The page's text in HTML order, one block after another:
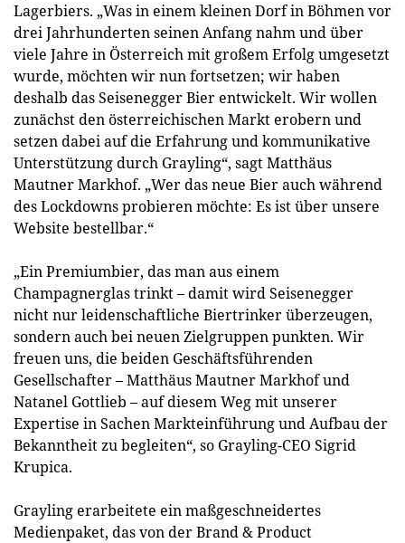
Lagerbiers. „Was in einem kleinen Dorf in Böhmen vor
drei Jahrhunderten seinen Anfang nahm und über
viele Jahre in Österreich mit großem Erfolg umgesetzt
wurde, möchten wir nun fortsetzen; wir haben
deshalb das Seisenegger Bier entwickelt. Wir wollen
zunächst den österreichischen Markt erobern und
setzen dabei auf die Erfahrung und kommunikative
Unterstützung durch Grayling“, sagt Matthäus
Mautner Markhof. „Wer das neue Bier auch während
des Lockdowns probieren möchte: Es ist über unsere
Website bestellbar.“
„Ein Premiumbier, das man aus einem
Champagnerglas trinkt – damit wird Seisenegger
nicht nur leidenschaftliche Biertrinker überzeugen,
sondern auch bei neuen Zielgruppen punkten. Wir
freuen uns, die beiden Geschäftsführenden
Gesellschafter – Matthäus Mautner Markhof und
Natanel Gottlieb – auf diesem Weg mit unserer
Expertise in Sachen Markteinführung und Aufbau der
Bekanntheit zu begleiten“, so Grayling-CEO Sigrid
Krupica.
Grayling erarbeitete ein maßgeschneidertes
Medienpaket, das von der Brand & Product